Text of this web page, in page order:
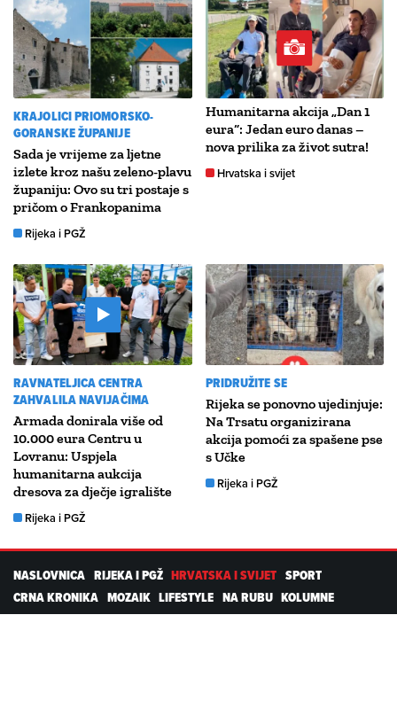
KRAJOLICI PRIOMORSKO-
GORANSKE ŽUPANIJE
Sada je vrijeme za ljetne
izlete kroz našu zeleno-plavu
županiju: Ovo su tri postaje s
pričom o Frankopanima
Rijeka i PGŽ
Humanitarna akcija „Dan 1
eura“: Jedan euro danas –
nova prilika za život sutra!
Hrvatska i svijet
RAVNATELJICA CENTRA
ZAHVALILA NAVIJAČIMA
Armada donirala više od
10.000 eura Centru u
Lovranu: Uspjela
humanitarna aukcija
dresova za dječje igralište
Rijeka i PGŽ
PRIDRUŽITE SE
Rijeka se ponovno ujedinjuje:
Na Trsatu organizirana
akcija pomoći za spašene pse
s Učke
Rijeka i PGŽ
NASLOVNICA RIJEKA I PGŽ HRVATSKA I SVIJET SPORT
CRNA KRONIKA MOZAIK LIFESTYLE NA RUBU KOLUMNE
PROMO